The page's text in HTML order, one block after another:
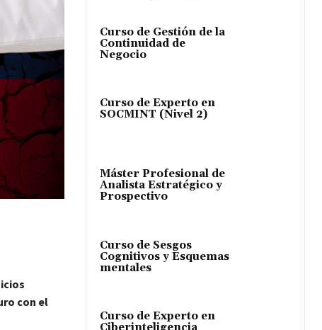
con el
Curso de Gestión de la
Continuidad de
Negocio
Curso de Experto en
SOCMINT (Nivel 2)
Máster Profesional de
Analista Estratégico y
Prospectivo
Curso de Sesgos
Cognitivos y Esquemas
mentales
Curso de Experto en